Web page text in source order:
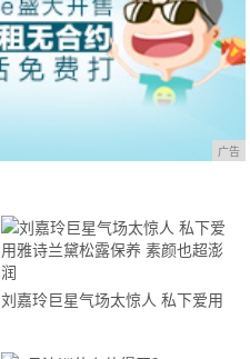
广告
刘嘉玲巨星气场太惊人 私下爱用